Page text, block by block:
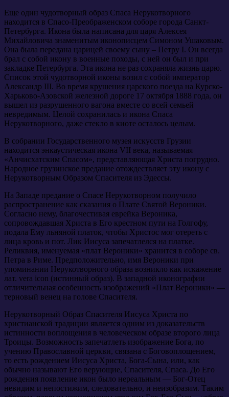
Еще один чудотворный образ Спаса Нерукотворного
находится в Спасо-Преображенском соборе города Санкт-
Петербурга. Икона была написана для царя Алексея
Михайловича знаменитым иконописцем Симоном Ушаковым.
Она была передана царицей своему сыну – Петру I. Он всегда
брал с собой икону в военные походы, с ней он был и при
закладке Петербурга. Эта икона не раз сохраняла жизнь царю.
Список этой чудотворной иконы возил с собой император
Александр III. Во время крушения царского поезда на Курско-
Харьково-Азовской железной дороге 17 октября 1888 года, он
вышел из разрушенного вагона вместе со всей семьей
невредимым. Целой сохранилась и икона Спаса
Нерукотворного, даже стекло в киоте осталось целым.
В собрании Государственного музея искусств Грузии
находится энкаустическая икона VII века, называемая
«Анчисхатским Спасом», представляющая Христа погрудно.
Народное грузинское предание отождествляет эту икону с
Нерукотворным Образом Спасителя из Эдессы.
На Западе предание о Спасе Нерукотворном получило
распространение как сказания о Плате Святой Вероники.
Согласно нему, благочестивая еврейка Вероника,
сопровождавшая Христа в Его крестном пути на Голгофу,
подала Ему льняной платок, чтобы Христос мог отереть с
лица кровь и пот. Лик Иисуса запечатлелся на платке.
Реликвия, именуемая «плат Вероники» хранится в соборе св.
Петра в Риме. Предположительно, имя Вероники при
упоминании Нерукотворного образа возникло как искажение
лат. vera icon (истинный образ). В западной иконографии
отличительная особенность изображений «Плат Вероники» —
терновый венец на голове Спасителя.
Нерукотворный Образ Спасителя Иисуса Христа по
христианской традиции является одним из доказательств
истинности воплощения в человеческом образе второго лица
Троицы. Возможность запечатлеть изображение Бога, по
учению Православной церкви, связана с Боговоплощением,
то есть рождением Иисуса Христа, Бога-Сына, или, как
обычно называют Его верующие, Спасителя, Спаса. До Его
рождения появление икон было нереальным — Бог-Отец
невидим и непостижим, следовательно, и неизобразим. Таким